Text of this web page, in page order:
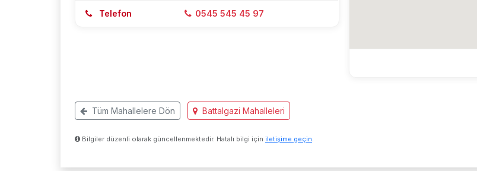
Telefon 0545 545 45 97
Tüm Mahallelere Dön Battalgazi Mahalleleri
Bilgiler düzenli olarak güncellenmektedir. Hatalı bilgi için iletişime geçin